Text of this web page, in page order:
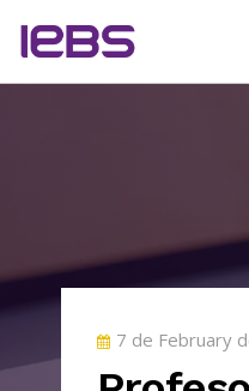
POSTED
ON
7 de February